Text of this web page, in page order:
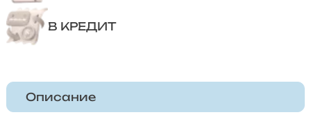
В КРЕДИТ
Описание